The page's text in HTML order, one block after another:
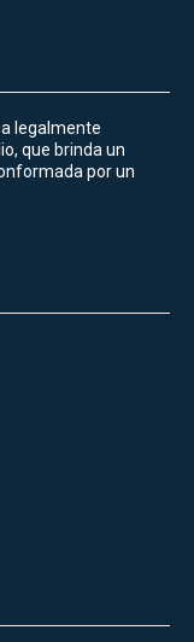
legalmente
que brinda un
por un